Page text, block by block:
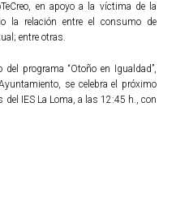
en apoyo a la víctima de la
la relación entre el consumo de
entre otras.
programa “Otoño en Igualdad”,
se celebra el próximo
del IES La Loma, a las 12:45 h., con